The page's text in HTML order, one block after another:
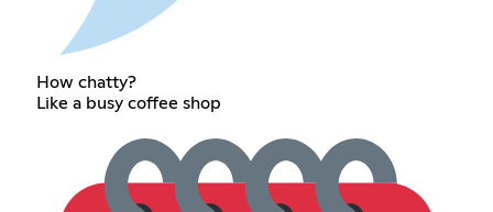
How chatty?
Like a busy coffee shop